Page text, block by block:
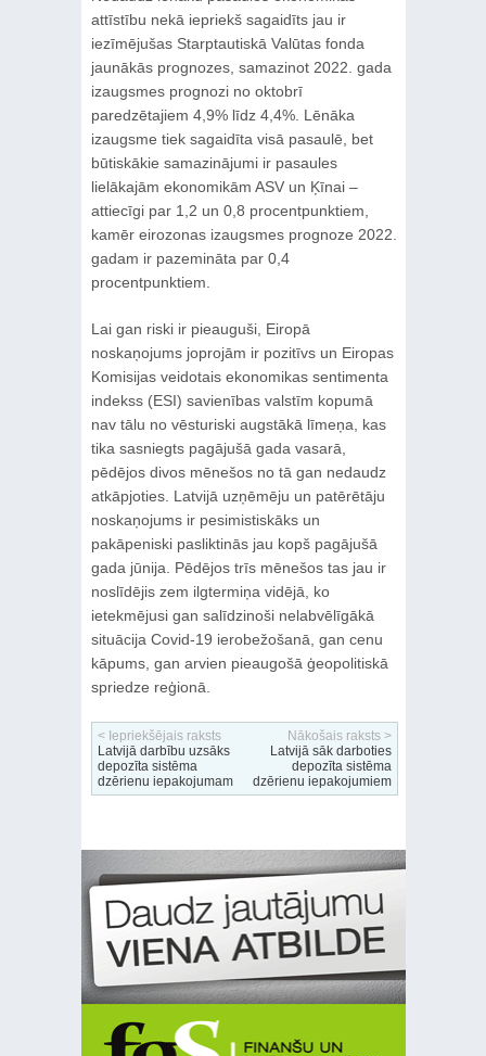
attīstību nekā iepriekš sagaidīts jau ir
iezīmējušas Starptautiskā Valūtas fonda
jaunākās prognozes, samazinot 2022. gada
izaugsmes prognozi no oktobrī
paredzētajiem 4,9% līdz 4,4%. Lēnāka
izaugsme tiek sagaidīta visā pasaulē, bet
būtiskākie samazinājumi ir pasaules
lielākajām ekonomikām ASV un Ķīnai –
attiecīgi par 1,2 un 0,8 procentpunktiem,
kamēr eirozonas izaugsmes prognoze 2022.
gadam ir pazemināta par 0,4
procentpunktiem.
Lai gan riski ir pieauguši, Eiropā
noskaņojums joprojām ir pozitīvs un Eiropas
Komisijas veidotais ekonomikas sentimenta
indekss (ESI) savienības valstīm kopumā
nav tālu no vēsturiski augstākā līmeņa, kas
tika sasniegts pagājušā gada vasarā,
pēdējos divos mēnešos no tā gan nedaudz
atkāpjoties. Latvijā uzņēmēju un patērētāju
noskaņojums ir pesimistiskāks un
pakāpeniski pasliktinās jau kopš pagājušā
gada jūnija. Pēdējos trīs mēnešos tas jau ir
noslīdējis zem ilgtermiņa vidējā, ko
ietekmējusi gan salīdzinoši nelabvēlīgākā
situācija Covid-19 ierobežošanā, gan cenu
kāpums, gan arvien pieaugošā ģeopolitiskā
spriedze reģionā.
< Iepriekšējais raksts
Latvijā darbību uzsāks
depozīta sistēma
dzērienu iepakojumam
Nākošais raksts >
Latvijā sāk darboties
depozīta sistēma
dzērienu iepakojumiem